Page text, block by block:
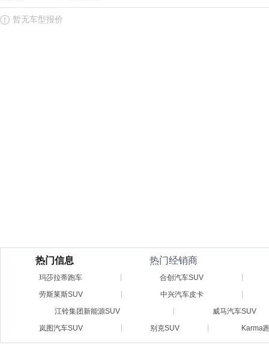
暂无车型报价
热门信息 热门经销商
玛莎拉蒂跑车
合创汽车SUV
劳斯莱斯SUV
中兴汽车皮卡
江铃集团新能源SUV
威马汽车SUV
岚图汽车SUV
别克SUV Karma